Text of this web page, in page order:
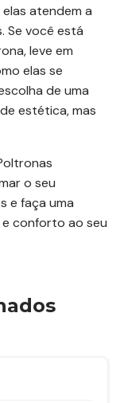
atendem a
Se você está
leve em
elas se
de uma
estética, mas
o seu
e faça uma
conforto ao seu